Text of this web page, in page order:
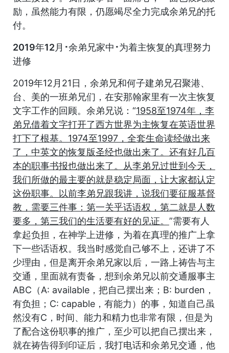
励，虽然能力有限，仍愿竭尽全力完成余弟兄的托
付。
2019年12月･余弟兄家中･为着主恢复的真理努力
进修
2019年12月21日，余弟兄和何子建弟兄召聚港、
台、美的一班弟兄们，在安那翰家里有一次主恢复
文字工作的回顾。余弟兄说：“1958至1974年，李
弟兄借着文字打开了西方世界为主恢复在英语世界
打下了根基。1974至1997，全套生命读经做出来
了，中英文的恢复版圣经也做出来了。还有好几百
本的职事书报也做出来了。从李弟兄过世到今天，
我们所做的最主要的就是稳定局面，让大家都认定
这份职事。以前李弟兄跟我讲，说我们要征服基督
教，需要三件事：第一关乎话语权，第二就是人数
要多，第三我们的生活要有好的见证。 ”需要有人
拿起负担，在神学上进修，为着在真理的推广上拿
下一些话语权。我当时感觉自己够不上，还讲了不
少理由，但是离开余弟兄家以后，一路上祷告与主
交通，里面就有责备，想到余弟兄以前交通服事主
ABC（A: available，把自己摆出来；B: burden，
有负担；C: capable，有能力）的事，知道自己虽
然没有C，时间、能力和精力也非常有限，但是为
了配合这份职事的推广，至少可以把自己摆出来，
就在祷告得到印证后，我打电话和余弟兄交通，他